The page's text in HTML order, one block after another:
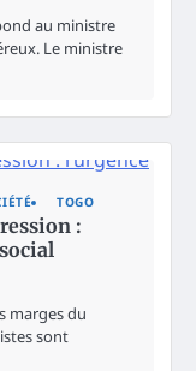
au ministre
Le ministre
TOGO
:
marges du
sont